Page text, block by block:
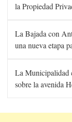
la Propiedad
La Bajada con
una nueva etapa
La Municipalidad
sobre la avenida